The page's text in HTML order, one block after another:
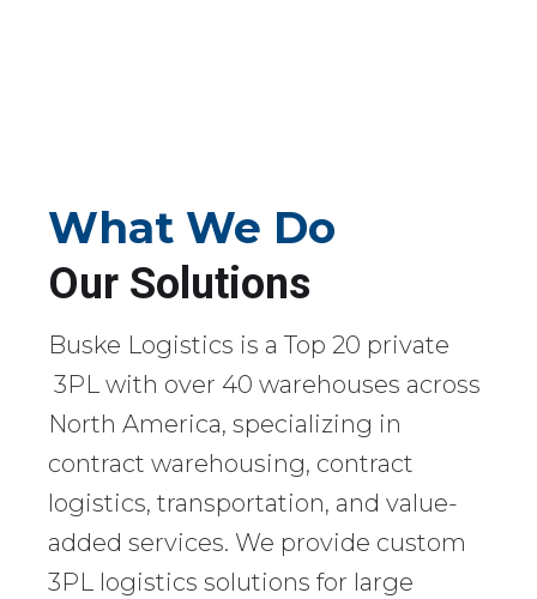
What We Do
Our Solutions
Buske Logistics is a Top 20 private
3PL with over 40 warehouses across
North America, specializing in
contract warehousing, contract
logistics, transportation, and value-
added services. We provide custom
3PL logistics solutions for large